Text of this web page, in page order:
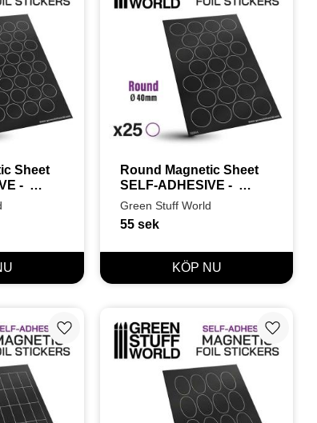
Sheet
-
Round Magnetic Sheet
SELF-ADHESIVE -
40mm
Green Stuff World
55 sek
Lägg till i favoriter Lägg